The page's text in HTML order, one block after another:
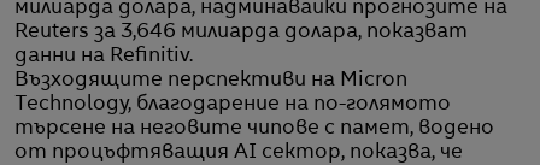
милиарда долара, надминавайки прогнозите на
Reuters за 3,646 милиарда долара, показват
данни на Refinitiv.
Възходящите перспективи на Micron
Technology, благодарение на по-голямото
търсене на неговите чипове с памет, водено
от процъфтяващия AI сектор, показва, че